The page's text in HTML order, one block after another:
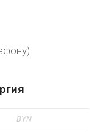
BYN